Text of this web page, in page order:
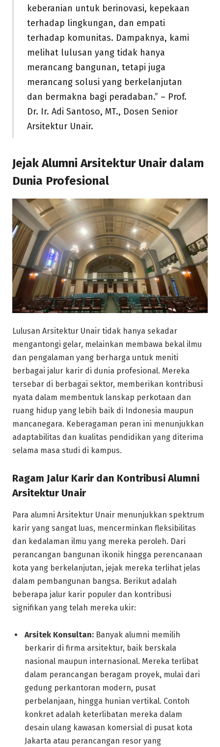
keberanian untuk berinovasi, kepekaan
terhadap lingkungan, dan empati
terhadap komunitas. Dampaknya, kami
melihat lulusan yang tidak hanya
merancang bangunan, tetapi juga
merancang solusi yang berkelanjutan
dan bermakna bagi peradaban.” – Prof.
Dr. Ir. Adi Santoso, MT., Dosen Senior
Arsitektur Unair.
Jejak Alumni Arsitektur Unair dalam
Dunia Profesional
Lulusan Arsitektur Unair tidak hanya sekadar
mengantongi gelar, melainkan membawa bekal ilmu
dan pengalaman yang berharga untuk meniti
berbagai jalur karir di dunia profesional. Mereka
tersebar di berbagai sektor, memberikan kontribusi
nyata dalam membentuk lanskap perkotaan dan
ruang hidup yang lebih baik di Indonesia maupun
mancanegara. Keberagaman peran ini menunjukkan
adaptabilitas dan kualitas pendidikan yang diterima
selama masa studi di kampus.
Ragam Jalur Karir dan Kontribusi Alumni
Arsitektur Unair
Para alumni Arsitektur Unair menunjukkan spektrum
karir yang sangat luas, mencerminkan fleksibilitas
dan kedalaman ilmu yang mereka peroleh. Dari
perancangan bangunan ikonik hingga perencanaan
kota yang berkelanjutan, jejak mereka terlihat jelas
dalam pembangunan bangsa. Berikut adalah
beberapa jalur karir populer dan kontribusi
signifikan yang telah mereka ukir:
Arsitek Konsultan: Banyak alumni memilih
berkarir di firma arsitektur, baik berskala
nasional maupun internasional. Mereka terlibat
dalam perancangan beragam proyek, mulai dari
gedung perkantoran modern, pusat
perbelanjaan, hingga hunian vertikal. Contoh
konkret adalah keterlibatan mereka dalam
desain ulang kawasan komersial di pusat kota
Jakarta atau perancangan resor yang